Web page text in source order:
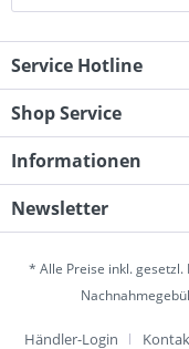
Service Hotline
Shop Service
Informationen
Newsletter
* Alle Preise inkl.
Händler-Login